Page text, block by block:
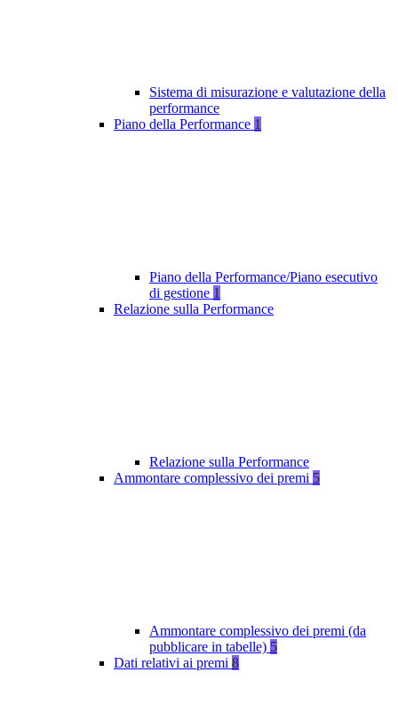
Sistema di misurazione e valutazione della
performance
Piano della Performance 1
Piano della Performance/Piano esecutivo
di gestione 1
Relazione sulla Performance
Relazione sulla Performance
Ammontare complessivo dei premi 5
Ammontare complessivo dei premi (da
pubblicare in tabelle) 5
Dati relativi ai premi 8